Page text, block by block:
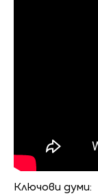
Ключови думи: